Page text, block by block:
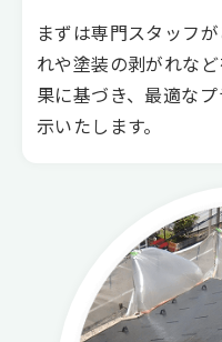
まずは専門スタッフ
れや塗装の剥がれな
果に基づき、最適な
示いたします。